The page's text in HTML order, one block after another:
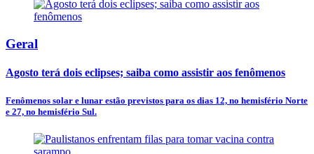
Geral
Agosto terá dois eclipses; saiba como assistir aos fenômenos
Fenômenos solar e lunar estão previstos para os dias 12, no hemisfério Norte
e 27, no hemisfério Sul.